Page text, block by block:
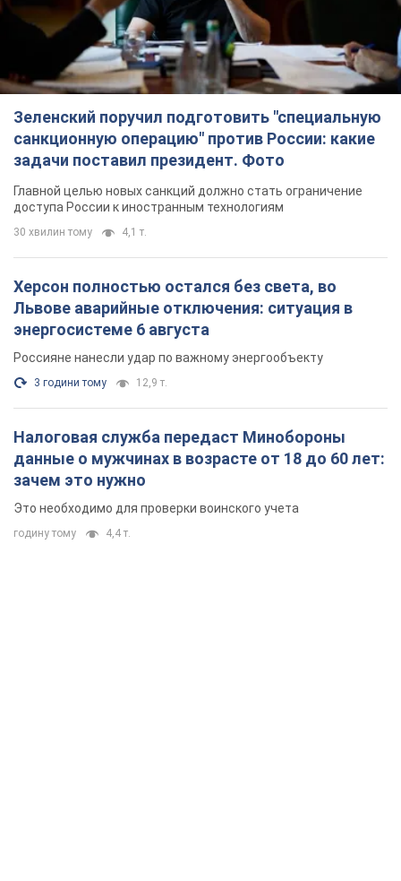
Зеленский поручил подготовить "специальную
санкционную операцию" против России: какие
задачи поставил президент. Фото
Главной целью новых санкций должно стать ограничение
доступа России к иностранным технологиям
30 хвилин тому 4,1 т.
Херсон полностью остался без света, во
Львове аварийные отключения: ситуация в
энергосистеме 6 августа
Россияне нанесли удар по важному энергообъекту
3 години тому 12,9 т.
Налоговая служба передаст Минобороны
данные о мужчинах в возрасте от 18 до 60 лет:
зачем это нужно
Это необходимо для проверки воинского учета
годину тому 4,4 т.